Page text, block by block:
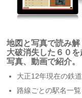
地図と写真で読み解
大破消失した６０
写真、動画で紹介。
大正12年現在の鉄
路線ごとの駅名一